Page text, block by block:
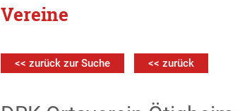
Vereine
<< zurück zur Suche << zurück